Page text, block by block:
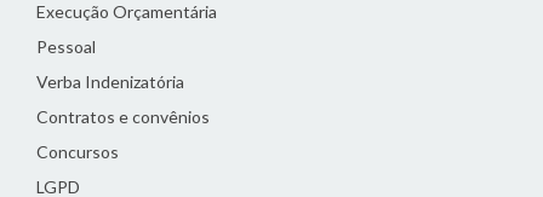
Execução Orçamentária
Pessoal
Verba Indenizatória
Contratos e convênios
Concursos
LGPD